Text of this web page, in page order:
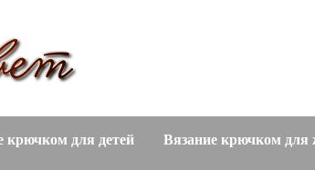
крючком для детей Вязание крючком